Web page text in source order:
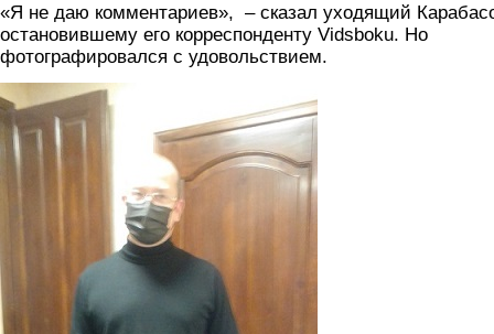
«Я не даю комментариев», – сказал уходящий
остановившему его корреспонденту Vidsboku. Но
фотографировался с удовольствием.
karabasov.jpg